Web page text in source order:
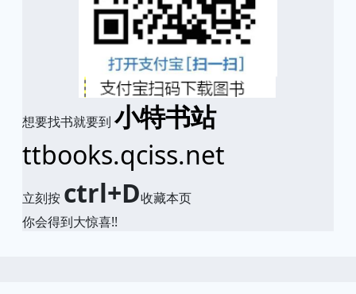
想要找书就要到 小特书站
ttbooks.qciss.net
立刻按 ctrl+D收藏本页
你会得到大惊喜!!